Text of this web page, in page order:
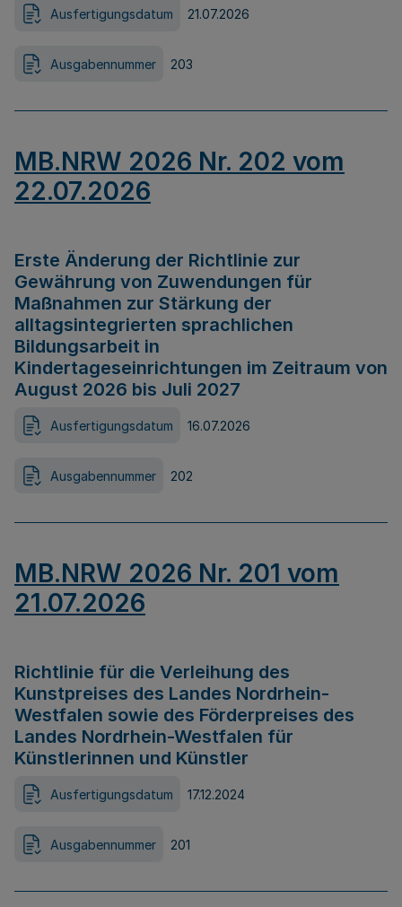
Ausfertigungsdatum 21.07.2026
Ausgabennummer 203
MB.NRW 2026 Nr. 202 vom
22.07.2026
Erste Änderung der Richtlinie zur
Gewährung von Zuwendungen für
Maßnahmen zur Stärkung der
alltagsintegrierten sprachlichen
Bildungsarbeit in
Kindertageseinrichtungen im Zeitraum von
August 2026 bis Juli 2027
Ausfertigungsdatum 16.07.2026
Ausgabennummer 202
MB.NRW 2026 Nr. 201 vom
21.07.2026
Richtlinie für die Verleihung des
Kunstpreises des Landes Nordrhein-
Westfalen sowie des Förderpreises des
Landes Nordrhein-Westfalen für
Künstlerinnen und Künstler
Ausfertigungsdatum 17.12.2024
Ausgabennummer 201